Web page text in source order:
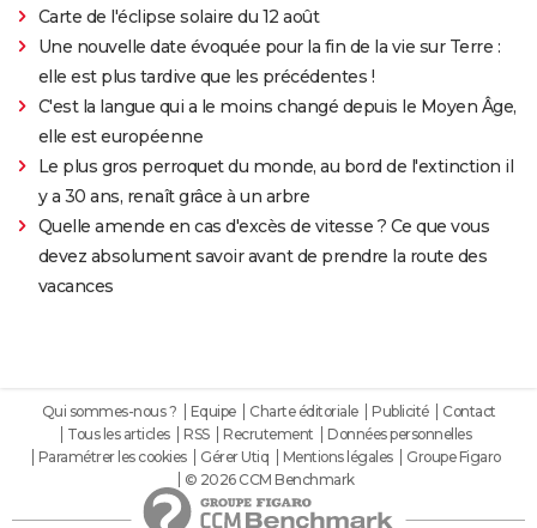
Carte de l'éclipse solaire du 12 août
Une nouvelle date évoquée pour la fin de la vie sur Terre :
elle est plus tardive que les précédentes !
C'est la langue qui a le moins changé depuis le Moyen Âge,
elle est européenne
Le plus gros perroquet du monde, au bord de l'extinction il
y a 30 ans, renaît grâce à un arbre
Quelle amende en cas d'excès de vitesse ? Ce que vous
devez absolument savoir avant de prendre la route des
vacances
Qui sommes-nous ? Equipe Charte éditoriale Publicité
Contact
Tous les articles
RSS Recrutement
Données personnelles
Paramétrer les cookies
Gérer Utiq Mentions légales
Groupe Figaro
© 2026 CCM Benchmark